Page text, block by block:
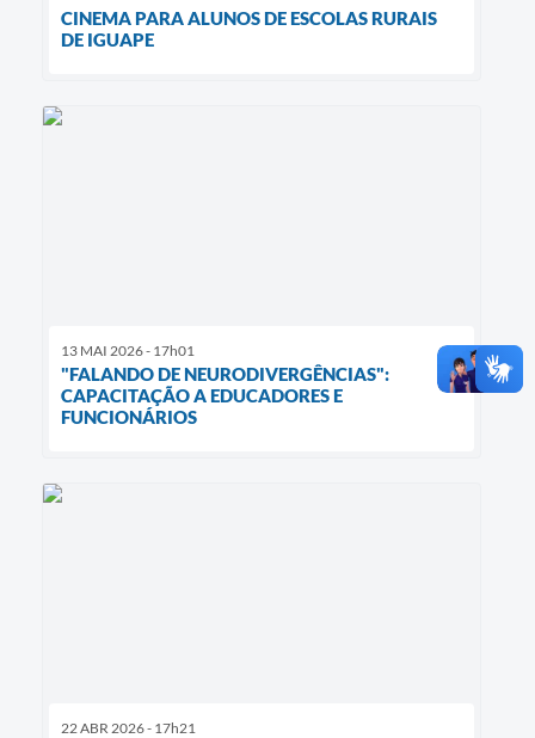
CINEMA PARA ALUNOS DE ESCOLAS RURAIS
DE IGUAPE
13 MAI 2026 - 17h01
"FALANDO DE NEURODIVERGÊNCIAS":
CAPACITAÇÃO A EDUCADORES E
FUNCIONÁRIOS
22 ABR 2026 - 17h21